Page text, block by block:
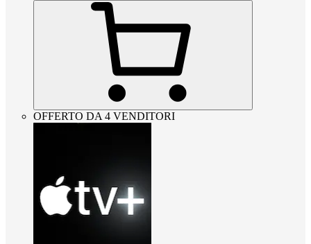
OFFERTO DA 4 VENDITORI